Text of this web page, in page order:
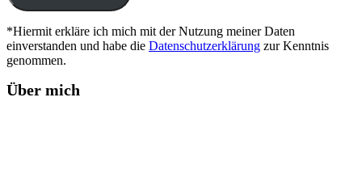
*Hiermit erkläre ich mich mit der Nutzung meiner Daten
einverstanden und habe die Datenschutzerklärung zur Kenntnis
genommen.
Über mich